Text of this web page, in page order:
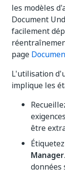
les modèles
Document
facilement
page
L'utilisation
implique les
être
Manager
données